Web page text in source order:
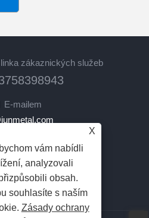
zákaznických služeb
E-mailem
NÁS
X
vám nabídli
analyzovali
obsah.
souhlasíte s naším
Zásady ochrany